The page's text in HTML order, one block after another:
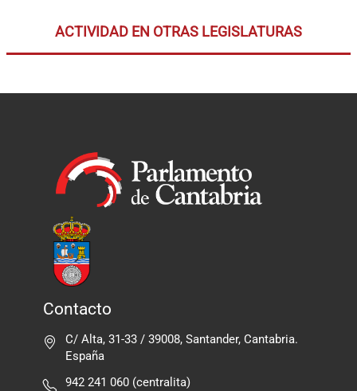
ACTIVIDAD EN OTRAS LEGISLATURAS
Contacto
C/ Alta, 31-33 / 39008, Santander, Cantabria.
España
942 241 060 (centralita)